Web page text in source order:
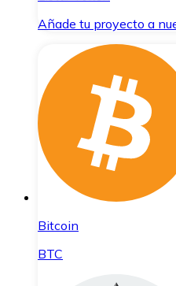
Añade tu proyecto a
Bitcoin
BTC